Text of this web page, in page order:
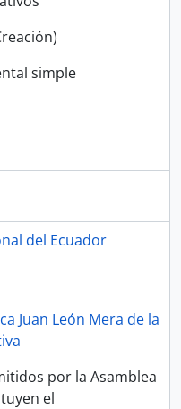
simple
del Ecuador
Juan León Mera de la
por la Asamblea
el